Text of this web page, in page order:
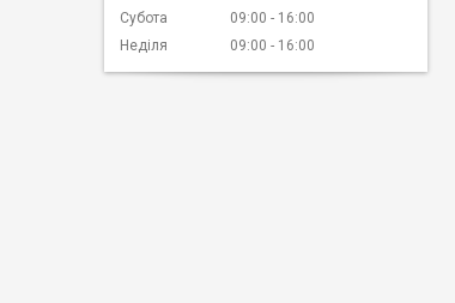
Субота
09:00
16:00
Неділя
09:00 16:00